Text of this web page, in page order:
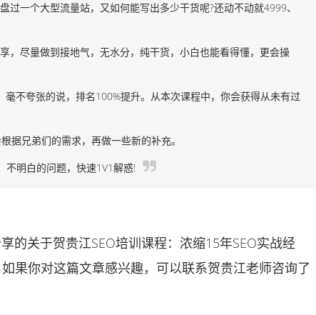
过一个大型流量站，又如何能写出多少干货呢?还动不动就4999、
尽量做到接地气，无水分，纯干货，小白也能看得懂，更会操
不夸张的说，排名100%提升。从本次课程中，你会获得从未有过
据兄弟们的需求，再做一些新的补充。
明白的问题，快速1V1解惑!
关于贺贵江SEO培训课程：浓缩15年SEO实战经
果你对这篇文章感兴趣，可以联系贺贵江老师咨询了